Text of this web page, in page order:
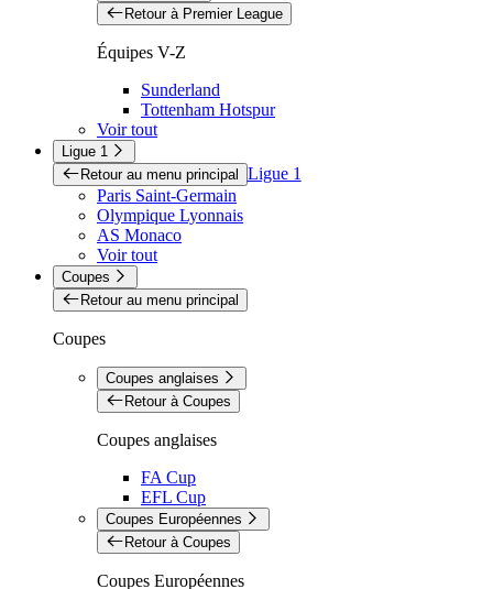
Retour à Premier League
Équipes V-Z
Sunderland
Tottenham Hotspur
Voir tout
Ligue 1
Retour au menu principal Ligue 1
Paris Saint-Germain
Olympique Lyonnais
AS Monaco
Voir tout
Coupes
Retour au menu principal
Coupes
Coupes anglaises
Retour à Coupes
Coupes anglaises
FA Cup
EFL Cup
Coupes Européennes
Retour à Coupes
Coupes Européennes